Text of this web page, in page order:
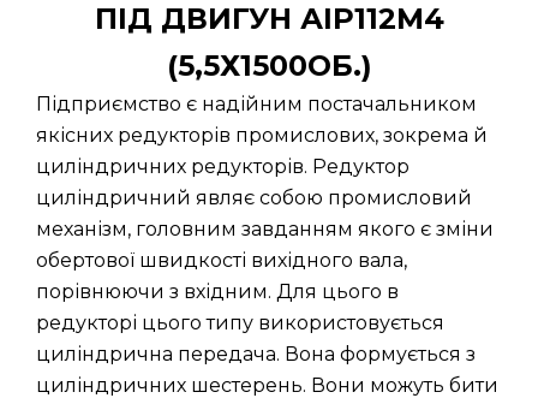
ПІД ДВИГУН АІР112М4
(5,5Х1500ОБ.)
Підприємство є надійним постачальником
якісних редукторів промислових, зокрема й
циліндричних редукторів. Редуктор
циліндричний являє собою промисловий
механізм, головним завданням якого є зміни
обертової швидкості вихідного вала,
порівнюючи з вхідним. Для цього в
редукторі цього типу використовується
циліндрична передача. Вона формується з
циліндричних шестерень. Вони можуть бити